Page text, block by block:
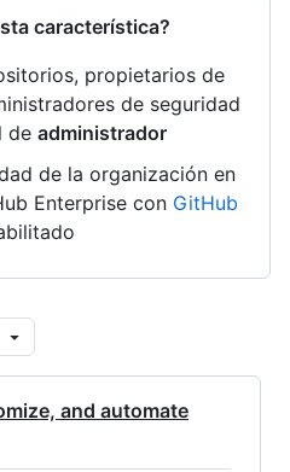
característica?
propietarios de
de seguridad
de administrador
de la organización en
Enterprise con GitHub
and automate